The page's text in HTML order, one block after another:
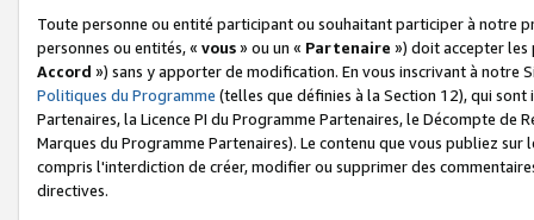
Toute personne ou entité participant ou souhaitant participer à notre
personnes ou entités, « vous» ou un « Partenaire ») doit accepter les
Accord ») sans y apporter de modification. En vous inscrivant à notre
Politiques du Programme (telles que définies à la Section 12), qui
Partenaires, la Licence PI du Programme Partenaires, le Décompte de
Marques du Programme Partenaires). Le contenu que vous publiez
compris l'interdiction de créer, modifier ou supprimer des
directives.